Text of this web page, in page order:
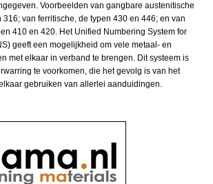
Voorbeelden van gangbare austenitische
van ferritische, de typen 430 en 446; en van
410 en 420. Het Unified Numbering System for
geeft een mogelijkheid om vele metaal- en
met elkaar in verband te brengen. Dit systeem is
te voorkomen, die het gevolg is van het
gebruiken van allerlei aanduidingen.